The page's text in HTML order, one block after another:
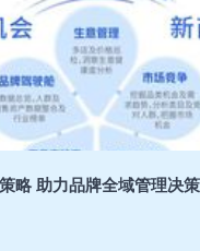
略 助力品牌全域管理决